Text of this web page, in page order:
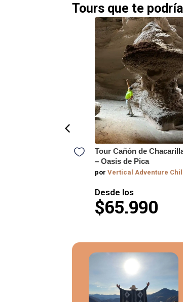
Tours que te
Tour Cañón de
– Oasis de Pica
por Vertical Adventure
Desde los
$65.990